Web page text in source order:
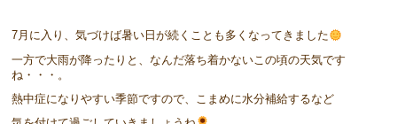
7月に入り、気づけば暑い日が続くことも多くなってきました
一方で大雨が降ったりと、なんだ落ち着かないこの頃の天気です
ね・・・。
熱中症になりやすい季節ですので、こまめに水分補給するなど